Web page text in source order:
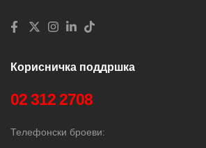
Корисничка поддршка
02 312 2708
Телефонски броеви: